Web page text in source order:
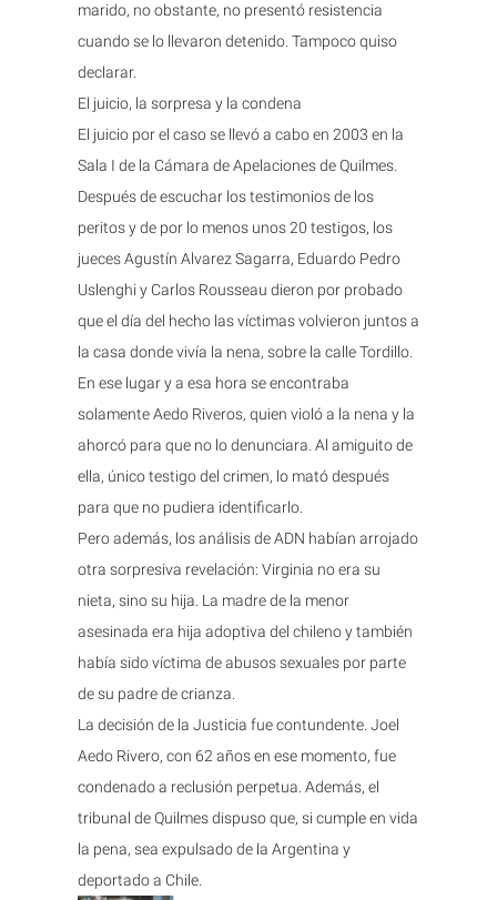
marido, no obstante, no presentó resistencia
cuando se lo llevaron detenido. Tampoco quiso
declarar.
El juicio, la sorpresa y la condena
El juicio por el caso se llevó a cabo en 2003 en la
Sala I de la Cámara de Apelaciones de Quilmes.
Después de escuchar los testimonios de los
peritos y de por lo menos unos 20 testigos, los
jueces Agustín Alvarez Sagarra, Eduardo Pedro
Uslenghi y Carlos Rousseau dieron por probado
que el día del hecho las víctimas volvieron juntos a
la casa donde vivía la nena, sobre la calle Tordillo.
En ese lugar y a esa hora se encontraba
solamente Aedo Riveros, quien violó a la nena y la
ahorcó para que no lo denunciara. Al amiguito de
ella, único testigo del crimen, lo mató después
para que no pudiera identificarlo.
Pero además, los análisis de ADN habían arrojado
otra sorpresiva revelación: Virginia no era su
nieta, sino su hija. La madre de la menor
asesinada era hija adoptiva del chileno y también
había sido víctima de abusos sexuales por parte
de su padre de crianza.
La decisión de la Justicia fue contundente. Joel
Aedo Rivero, con 62 años en ese momento, fue
condenado a reclusión perpetua. Además, el
tribunal de Quilmes dispuso que, si cumple en vida
la pena, sea expulsado de la Argentina y
deportado a Chile.